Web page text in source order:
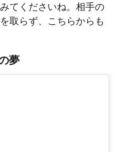
てくださいね。相手の
取らず、こちらからも
夢